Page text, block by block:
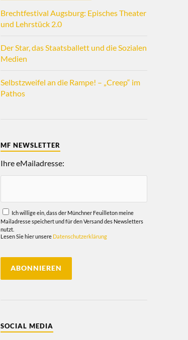
Brechtfestival Augsburg: Episches Theater
und Lehrstück 2.0
Der Star, das Staatsballett und die Sozialen
Medien
Selbstzweifel an die Rampe! – „Creep“ im
Pathos
MF NEWSLETTER
Ihre eMailadresse:
Ich willige ein, dass der Münchner Feuilleton meine
Mailadresse speichert und für den Versand des Newsletters
nutzt.
Lesen Sie hier unsere Datenschutzerklärung
SOCIAL MEDIA